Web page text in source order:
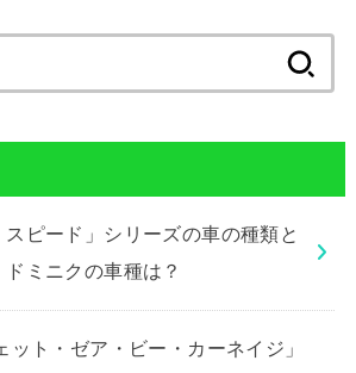
索:
ピード」シリーズの車の種類と
ミニクの車種は？
ット・ゼア・ビー・カーネイジ」